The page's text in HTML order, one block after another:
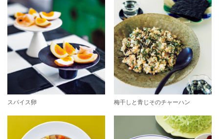
スパイス卵 梅干しと青じそのチャーハン